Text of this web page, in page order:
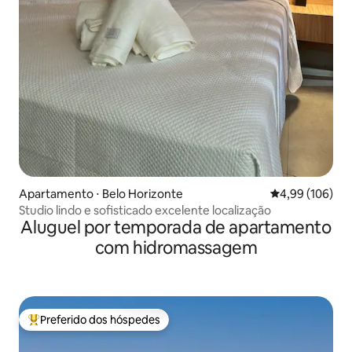
Apartamento ⋅ Belo Horizonte 4,99 de uma
4,99 (106)
Studio lindo e sofisticado excelente localização
Aluguel por temporada de apartamento
com hidromassagem
Entre os melhores preferidos dos hóspedes
Preferido dos hóspedes